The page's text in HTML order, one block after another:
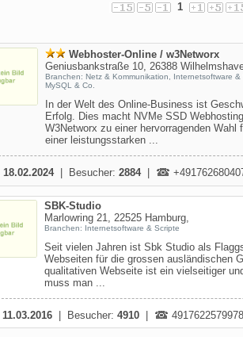
1
Webhoster-Online / w3Networx
Geniusbankstraße 10, 26388
Branchen: Netz & Kommunikation, Internetsoftware &
MySQL & Co.
In der Welt des Online-Business ist
Erfolg. Dies macht NVMe SSD
W3Networx zu einer hervorragenden
einer leistungsstarken ...
18.02.2024| Besucher: 2884|
SBK-Studio
Marlowring 21, 22525 Hamburg,
Branchen: Internetsoftware & Scripte
Seit vielen Jahren ist Sbk Studio als
Webseiten für die grossen ausländischen
qualitativen Webseite ist ein vielseitiger
muss man ...
11.03.2016 | Besucher: 4910 4917622579978